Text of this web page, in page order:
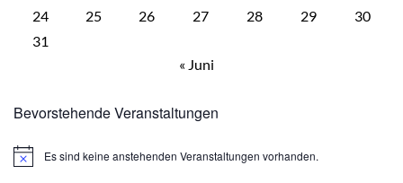
24
25 26 27 28 29
30
31
« Juni
Bevorstehende Veranstaltungen
HinweisEs sind keine anstehenden Veranstaltungen vorhanden.